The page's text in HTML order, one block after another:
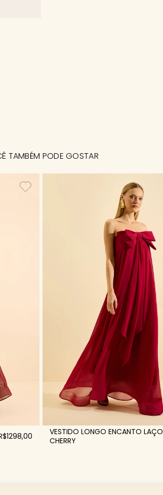
TAMBÉM PODE GOSTAR
VESTIDO LONGO ENCANTO LAÇO
CHERRY